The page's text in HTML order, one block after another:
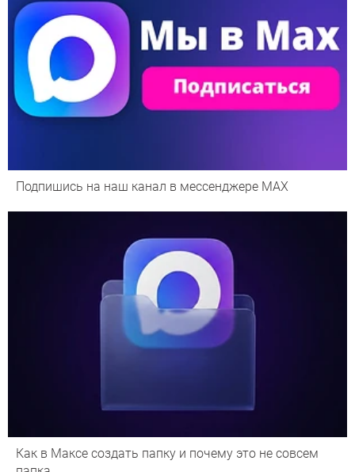
Подпишись на наш канал в мессенджере МАХ
Как в Максе создать папку и почему это не совсем